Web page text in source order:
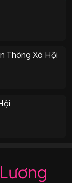
Thông Xã Hội